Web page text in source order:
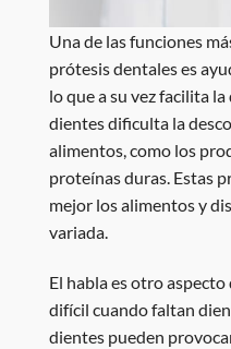
Una de las funciones
prótesis dentales es
lo que a su vez facilita
dientes dificulta la
alimentos, como los
proteínas duras. Estas
mejor los alimentos y
variada.
El habla es otro aspecto
difícil cuando faltan
dientes pueden